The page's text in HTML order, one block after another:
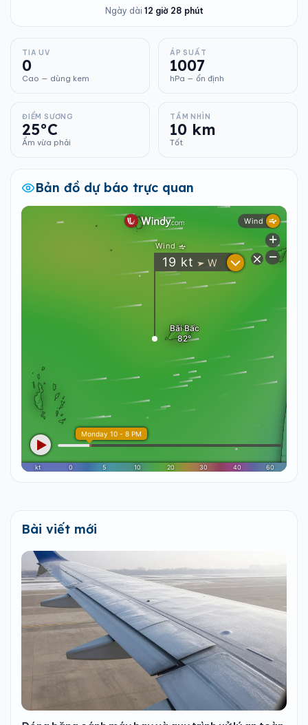
Ngày dài 12 giờ 28 phút
TIA UV
0
Cao — dùng kem
ÁP SUẤT
1007
hPa — ổn định
ĐIỂM SƯƠNG
25°C
Ẩm vừa phải
TẦM NHÌN
10 km
Tốt
Bản đồ dự báo trực quan
Bài viết mới